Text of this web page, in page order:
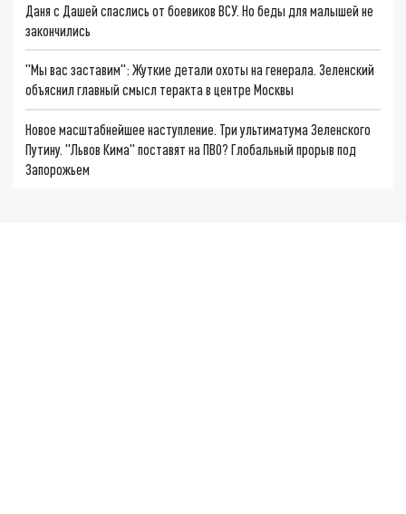
Даня с Дашей спаслись от боевиков ВСУ. Но беды для малышей не
закончились
"Мы вас заставим": Жуткие детали охоты на генерала. Зеленский
объяснил главный смысл теракта в центре Москвы
Новое масштабнейшее наступление. Три ультиматума Зеленского
Путину. "Львов Кима" поставят на ПВО? Глобальный прорыв под
Запорожьем